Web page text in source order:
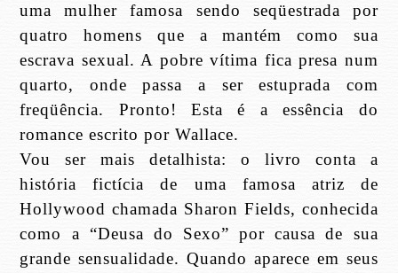
uma mulher famosa sendo seqüestrada por
quatro homens que a mantém como sua
escrava sexual. A pobre vítima fica presa num
quarto, onde passa a ser estuprada com
freqüência. Pronto! Esta é a essência do
romance escrito por Wallace.
Vou ser mais detalhista: o livro conta a
história fictícia de uma famosa atriz de
Hollywood chamada Sharon Fields, conhecida
como a “Deusa do Sexo” por causa de sua
grande sensualidade. Quando aparece em seus